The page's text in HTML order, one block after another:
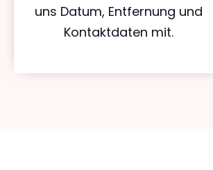
uns Datum, Entfernung und
Kontaktdaten mit.